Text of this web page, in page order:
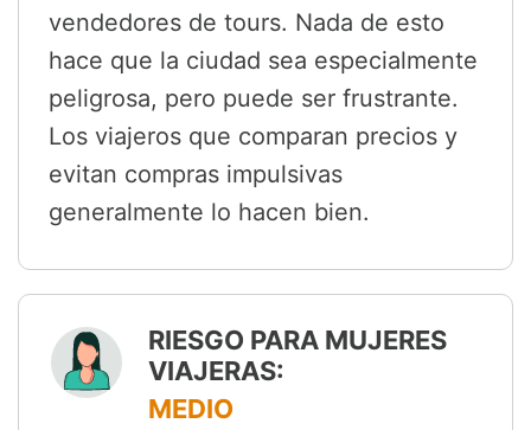
vendedores de tours. Nada de esto
hace que la ciudad sea especialmente
peligrosa, pero puede ser frustrante.
Los viajeros que comparan precios y
evitan compras impulsivas
generalmente lo hacen bien.
RIESGO PARA MUJERES
VIAJERAS:
MEDIO